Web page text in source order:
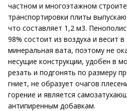
частном и многоэтажном
транспортировки плиты
что составляет 1,2 м3.
98% состоит из воздуха и весит
минеральная вата, поэтому не
несущие конструкции, удобен в
резать и подгонять по размеру
гниет, не образует очагов
горение и является
антипиренным добавкам.